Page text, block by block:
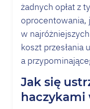
żadnych opłat z
oprocentowania,
w
koszt przesłania
a
Jak się
haczykami